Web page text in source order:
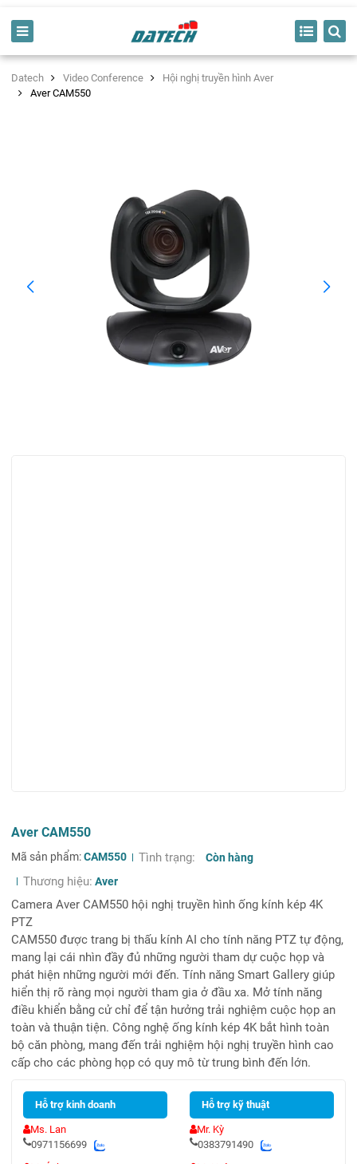
Datech Video Conference
Hội nghị truyền hình Aver
Aver CAM550
Aver CAM550
Mã sản phẩm:CAM550 Tình trạng: Còn hàng
Thương hiệu: Aver
Camera Aver CAM550 hội nghị truyền hình ống kính kép 4K
PTZ
CAM550 được trang bị thấu kính AI cho tính năng PTZ tự động,
mang lại cái nhìn đầy đủ những người tham dự cuộc họp và
phát hiện những người mới đến. Tính năng Smart Gallery giúp
hiển thị rõ ràng mọi người tham gia ở đầu xa. Mở tính năng
điều khiển bằng cử chỉ để tận hưởng trải nghiệm cuộc họp an
toàn và thuận tiện. Công nghệ ống kính kép 4K bắt hình toàn
bộ căn phòng, mang đến trải nghiệm hội nghị truyền hình cao
cấp cho các phòng họp có quy mô từ trung bình đến lớn.
Hỗ trợ kinh doanh
Ms. Lan
0971156699
Hỗ trợ kỹ thuật
Mr. Kỳ
0383791490